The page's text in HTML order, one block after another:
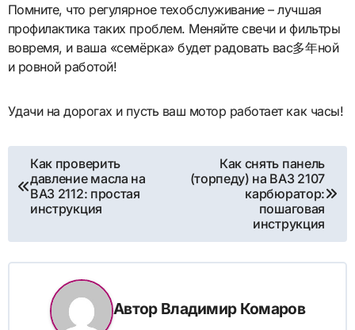
Помните, что регулярное техобслуживание – лучшая
профилактика таких проблем. Меняйте свечи и фильтры
вовремя, и ваша «семёрка» будет радовать вас多年ной
и ровной работой!
Удачи на дорогах и пусть ваш мотор работает как часы!
Навигация
по
записям
Как проверить
давление масла на
ВАЗ 2112: простая
инструкция
Как снять панель
(торпеду) на ВАЗ 2107
карбюратор:
пошаговая
инструкция
Автор Владимир Комаров